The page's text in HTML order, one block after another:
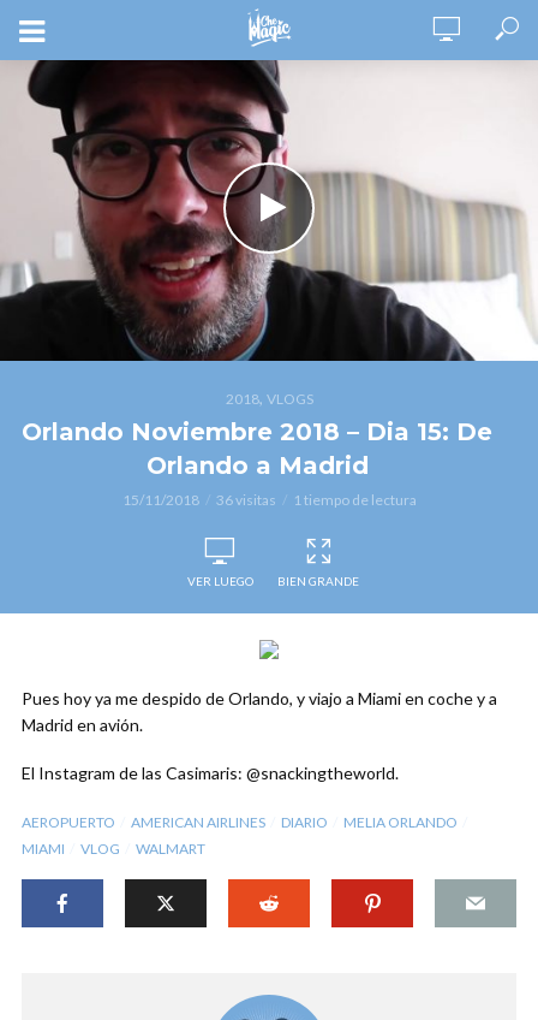
2018, VLOGS
Orlando Noviembre 2018 – Dia 15: De
Orlando a Madrid
15/11/2018 36 visitas 1 tiempo de lectura
VER LUEGO BIEN GRANDE
Pues hoy ya me despido de Orlando, y viajo a Miami en coche y a
Madrid en avión.
El Instagram de las Casimaris: @snackingtheworld.
AEROPUERTO AMERICAN AIRLINES DIARIO
MELIA ORLANDO
MIAMI
VLOG WALMART